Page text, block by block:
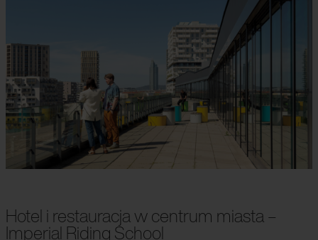
Hotel i restauracja w centrum miasta –
Imperial Riding School